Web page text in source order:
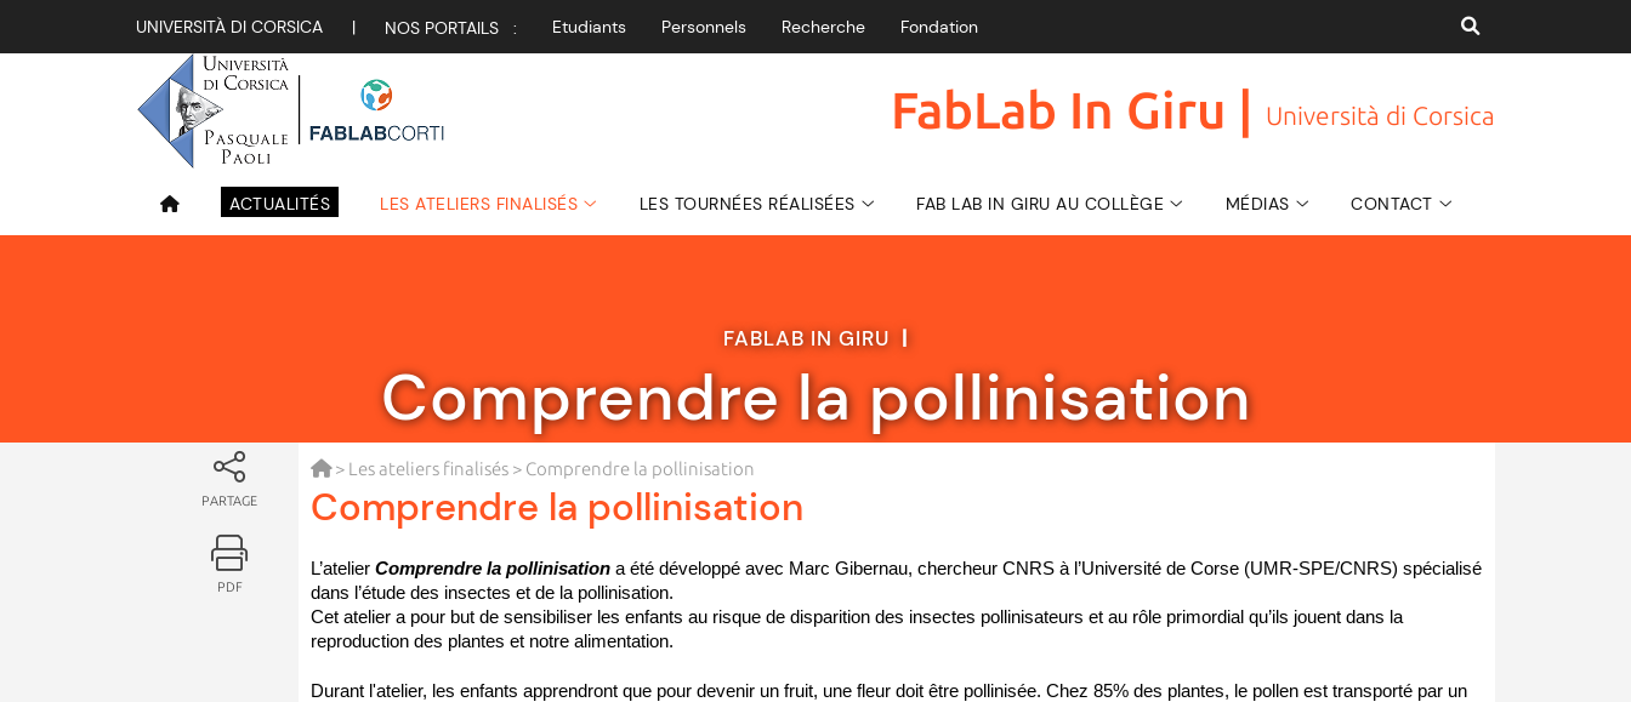
UNIVERSITÀ DI CORSICA | NOS PORTAILS : Etudiants Personnels Recherche Fondation
FabLab In Giru | Università di Corsica
ACTUALITÉS LES ATELIERS FINALISÉS LES TOURNÉES RÉALISÉES FAB LAB IN GIRU AU COLLÈGE MÉDIAS CONTACT
FABLAB IN GIRU |
Comprendre la pollinisation
PARTAGE
PDF
> Les ateliers finalisés > Comprendre la pollinisation
Comprendre la pollinisation
L’atelier Comprendre la pollinisation a été développé avec Marc Gibernau, chercheur CNRS à l’Université de Corse (UMR-SPE/CNRS) spécialisé
dans l’étude des insectes et de la pollinisation.
Cet atelier a pour but de sensibiliser les enfants au risque de disparition des insectes pollinisateurs et au rôle primordial qu’ils jouent dans la
reproduction des plantes et notre alimentation.
Durant l'atelier, les enfants apprendront que pour devenir un fruit, une fleur doit être pollinisée. Chez 85% des plantes, le pollen est transporté par un